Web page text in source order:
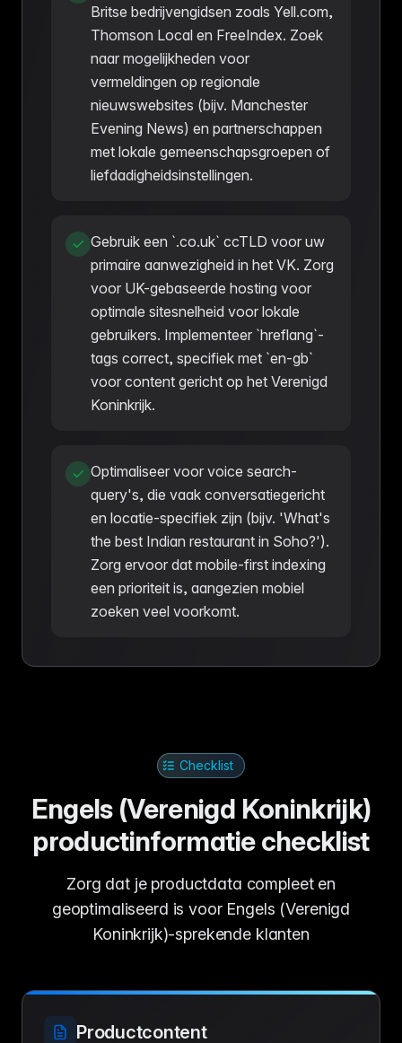
Britse bedrijvengidsen zoals Yell.com,
Thomson Local en FreeIndex. Zoek
naar mogelijkheden voor
vermeldingen op regionale
nieuwswebsites (bijv. Manchester
Evening News) en partnerschappen
met lokale gemeenschapsgroepen of
liefdadigheidsinstellingen.
Gebruik een `.co.uk` ccTLD voor uw
primaire aanwezigheid in het VK. Zorg
voor UK-gebaseerde hosting voor
optimale sitesnelheid voor lokale
gebruikers. Implementeer `hreflang`-
tags correct, specifiek met `en-gb`
voor content gericht op het Verenigd
Koninkrijk.
Optimaliseer voor voice search-
query's, die vaak conversatiegericht
en locatie-specifiek zijn (bijv. 'What's
the best Indian restaurant in Soho?').
Zorg ervoor dat mobile-first indexing
een prioriteit is, aangezien mobiel
zoeken veel voorkomt.
Checklist
Engels (Verenigd Koninkrijk)
productinformatie checklist
Zorg dat je productdata compleet en
geoptimaliseerd is voor Engels (Verenigd
Koninkrijk)-sprekende klanten
Productcontent